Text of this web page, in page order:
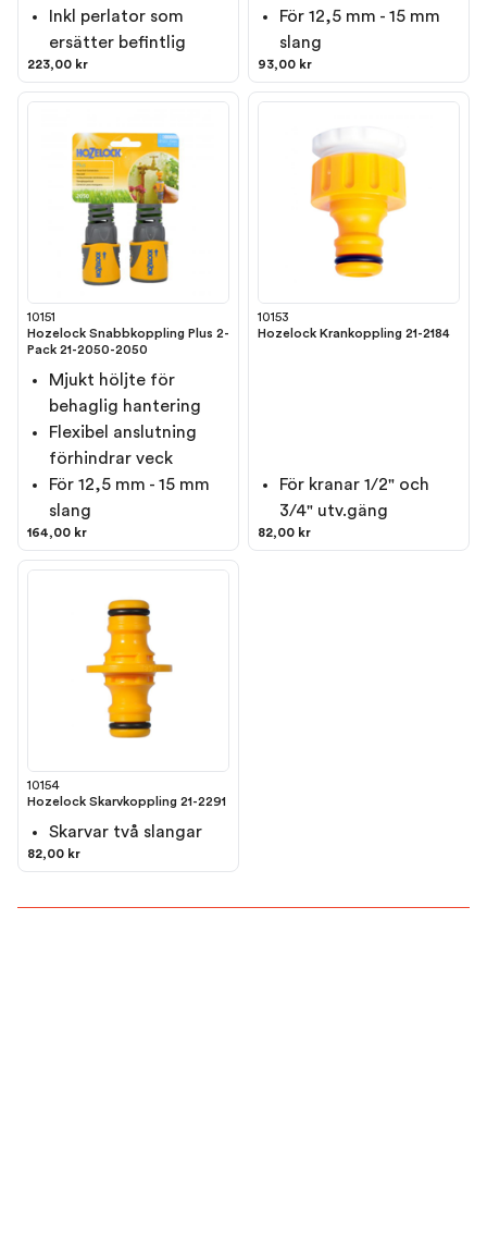
Inkl perlator som
ersätter befintlig
223,00 kr
För 12,5 mm - 15 mm
slang
93,00 kr
10151
Hozelock Snabbkoppling Plus 2-
Pack 21-2050-2050
Mjukt höljte för
behaglig hantering
Flexibel anslutning
förhindrar veck
För 12,5 mm - 15 mm
slang
164,00 kr
10153
Hozelock Krankoppling 21-2184
För kranar 1/2" och
3/4" utv.gäng
82,00 kr
10154
Hozelock Skarvkoppling 21-2291
Skarvar två slangar
82,00 kr